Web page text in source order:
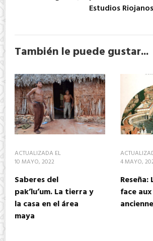
Estudios
También le puede gustar...
ACTUALIZADA EL
10 MAYO, 2022
Saberes del
pak’lu’um. La tierra y
la casa en el área
maya
4 MAYO,
Reseña:
face